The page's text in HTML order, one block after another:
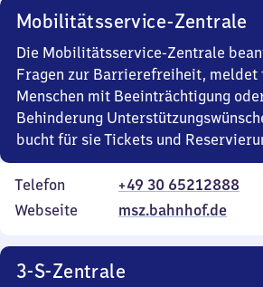
Mobilitätsservice-Zentrale
Die Mobilitätsservice-Zentrale
Fragen zur Barrierefreiheit, meldet
Menschen mit Beeinträchtigung
Behinderung
bucht für sie Tickets und
Telefon
+49 30 65212888
Webseite
msz.bahnhof.de
3-S-Zentrale